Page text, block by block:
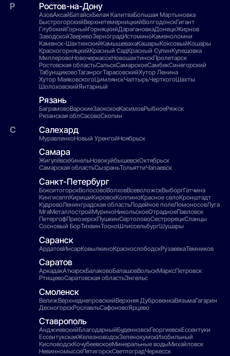
Ростов-на-Дону
АзовАксайБатайскБелая КалитваБольшая Мартыновка
БыстрогорскийВерхнетемерницкийВолгодонскГигант
ГлубокийГорныйГорняцкийДарагановкаДонецкЖирнов
ЗаводскойЗверевоЗерноградИстоминоКаменоломни
Каменск-ШахтинскийКамышевахаКашарыКоксовыйКошары
КрасногорняцкийКрасный СадКрасный СулинКулешовка
МиллеровоНовочеркасскНовошахтинскПролетарск
Ростовская областьСальскСамарскоеСамбекСинегорский
ТабунщиковоТаганрогТарасовскийХутор Ленина
Хутор МаяковскогоЦимлянскЧалтырьЧерткогоШахты
ШолоховскийЯнтарный
Рязань
БаграмовоВарскиеЗаокскоеКасимовРыбноеРяжск
Рязанская облСасовоСкопин
Салехард
МуравленкоНовый УренгойНоябрьск
Самара
ЖигулёвскКинельНовокуйбышевскОктябрьск
Самарская областьСызраньТольяттиЧапаевск
Санкт-Петербург
БокситогорскВолосовоВолховВсеволожскВыборгГатчина
КингисеппКиришиКировскКолпиноКрасное селоКронштадт
КудровоЛенинградская областьЛодейное полеЛомоносовЛуга
МгаМеталлостройМуриноНикольскоеОтрадноеПавловск
ПетергофПриозерскПушкинСертоловоСестрорецкСланцы
Сосновый БорТихвинТосноШлиссельбургШушары
Саранск
АрдатовИнсарКовылкиноКраснослободскРузаевкаТемников
Саратов
АркадакАткарскБалаковоБалашовВольскМарксПетровск
РтищевоСаратовская областьЭнгельс
Смоленск
ВелижВерхнеднепровскийВерхняя ДубровенкаВязьмаГагарин
ДесногорскРославльСафоновоЯрцево
Ставрополь
АнджиевскийБлагодарныйБуденновскГеоргиевскЕссентуки
ЕссентукскаяЖелезноводскЗеленокумскИзобильный
КисловодскКочубеевскоеМинеральные водыМихайловск
НевинномысскПятигорскСветлоградЧеркесск